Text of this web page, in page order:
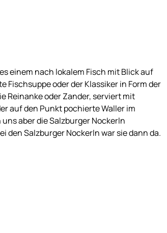
einem nach lokalem Fisch mit Blick auf
oder der Klassiker in Form der
Reinanke oder Zander, serviert mit
auf den Punkt pochierte Waller im
aber die Salzburger Nockerln
den Salzburger Nockerln war sie dann da.